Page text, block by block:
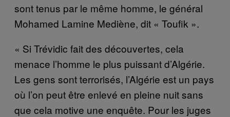
sont tenus par le même homme, le général
Mohamed Lamine Mediène, dit « Toufik ».
« Si Trévidic fait des découvertes, cela
menace l’homme le plus puissant d’Algérie.
Les gens sont terrorisés, l’Algérie est un pays
où l’on peut être enlevé en pleine nuit sans
que cela motive une enquête. Pour les juges